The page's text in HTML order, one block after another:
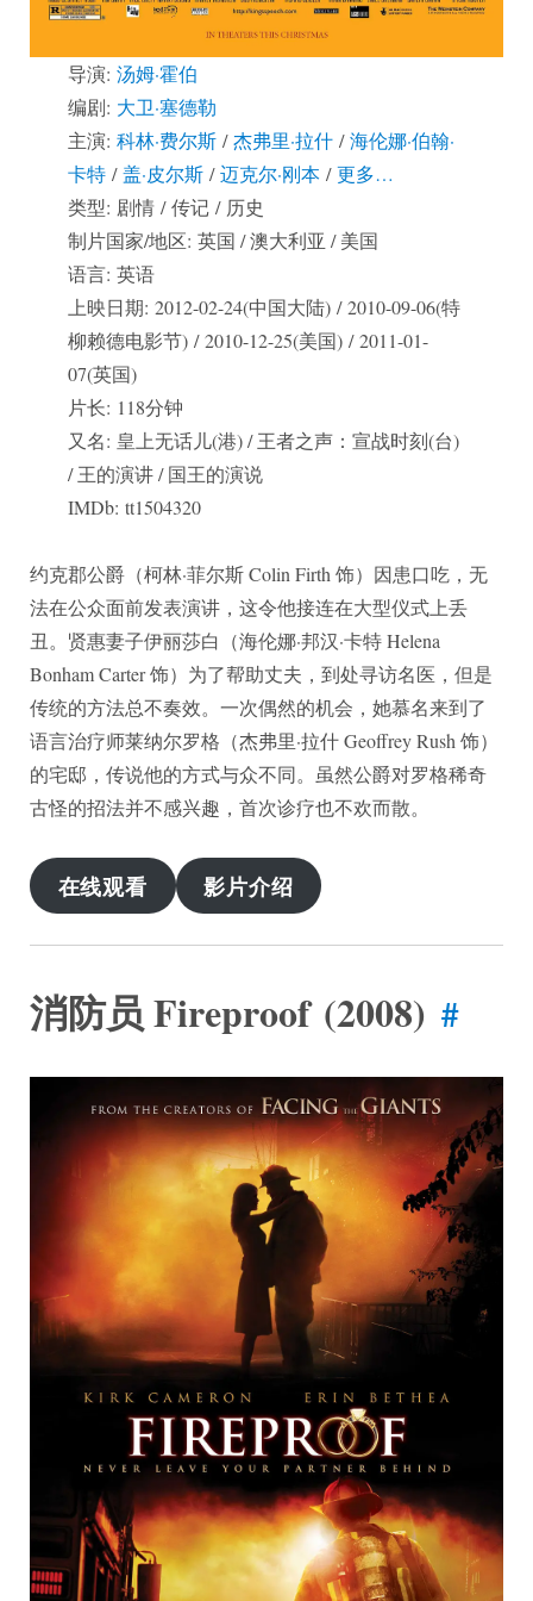
导演: 汤姆·霍伯
编剧: 大卫·塞德勒
主演: 科林·费尔斯/杰弗里·拉什/海伦娜·伯翰·
卡特/盖·皮尔斯/迈克尔·刚本/更多…
类型: 剧情 / 传记 / 历史
制片国家/地区: 英国 / 澳大利亚 / 美国
语言: 英语
上映日期: 2012-02-24(中国大陆) / 2010-09-06(特
柳赖德电影节) / 2010-12-25(美国) / 2011-01-
07(英国)
片长: 118分钟
又名: 皇上无话儿(港) / 王者之声：宣战时刻(台)
/ 王的演讲 / 国王的演说
IMDb: tt1504320
约克郡公爵（柯林·菲尔斯 Colin Firth 饰）因患口吃，无
法在公众面前发表演讲，这令他接连在大型仪式上丢
丑。贤惠妻子伊丽莎白（海伦娜·邦汉·卡特 Helena
Bonham Carter 饰）为了帮助丈夫，到处寻访名医，但是
传统的方法总不奏效。一次偶然的机会，她慕名来到了
语言治疗师莱纳尔罗格（杰弗里·拉什 Geoffrey Rush 饰）
的宅邸，传说他的方式与众不同。虽然公爵对罗格稀奇
古怪的招法并不感兴趣，首次诊疗也不欢而散。
在线观看 影片介绍
消防员 Fireproof (2008) #